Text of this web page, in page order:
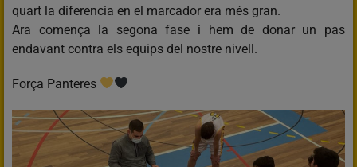
quart la diferencia en el marcador era més gran.
Ara comença la segona fase i hem de donar un pas
endavant contra els equips del nostre nivell.
Força Panteres